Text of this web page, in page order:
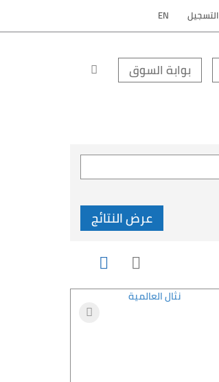
التسجيل EN
بوابة السوق
عرض النتائج